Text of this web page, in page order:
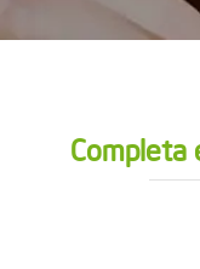
Completa